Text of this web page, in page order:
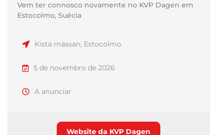
Vem ter connosco novamente no KVP Dagen em
Estocolmo, Suécia
Kista mässan, Estocolmo
5 de novembro de 2026
A anunciar
Website da KVP Dagen